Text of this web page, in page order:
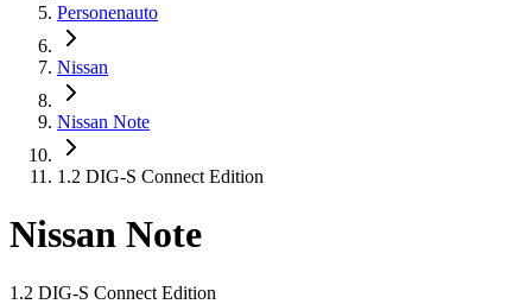
Personenauto
Nissan
Nissan Note
1.2 DIG-S Connect Edition
Nissan Note
1.2 DIG-S Connect Edition